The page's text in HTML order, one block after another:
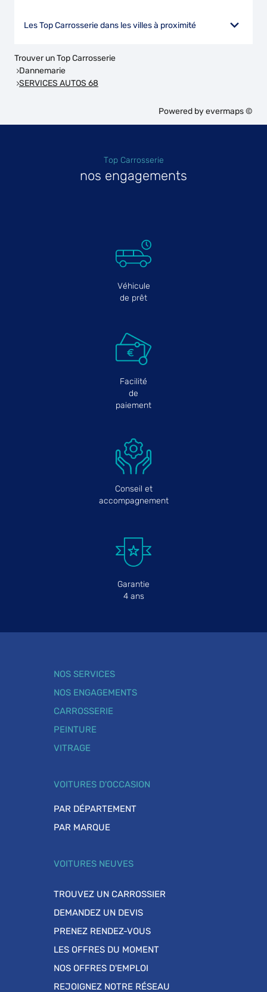
Les Top Carrosserie dans les villes à proximité
Trouver un Top Carrosserie
Dannemarie
SERVICES AUTOS 68
Powered byevermaps ©
Top Carrosserie
nos engagements
Véhicule
de prêt
Facilité
de
paiement
Conseil et
accompagnement
Garantie
4 ans
NOS SERVICES
NOS ENGAGEMENTS
CARROSSERIE
PEINTURE
VITRAGE
VOITURES D'OCCASION
PAR DÉPARTEMENT
PAR MARQUE
VOITURES NEUVES
TROUVEZ UN CARROSSIER
DEMANDEZ UN DEVIS
PRENEZ RENDEZ-VOUS
LES OFFRES DU MOMENT
NOS OFFRES D'EMPLOI
REJOIGNEZ NOTRE RÉSEAU